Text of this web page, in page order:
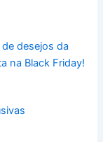
desejos da
na Black Friday!